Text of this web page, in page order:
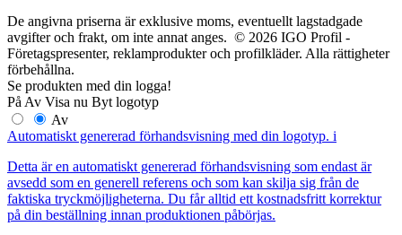
De angivna priserna är exklusive moms, eventuellt lagstadgade
avgifter och frakt, om inte annat anges. © 2026 IGO Profil -
Företagspresenter, reklamprodukter och profilkläder. Alla rättigheter
förbehållna.
Se produkten med din logga!
På Av Visa nu Byt logotyp
Av
Automatiskt genererad förhandsvisning med din logotyp. i
Detta är en automatiskt genererad förhandsvisning som endast är
avsedd som en generell referens och som kan skilja sig från de
faktiska tryckmöjligheterna. Du får alltid ett kostnadsfritt korrektur
på din beställning innan produktionen påbörjas.